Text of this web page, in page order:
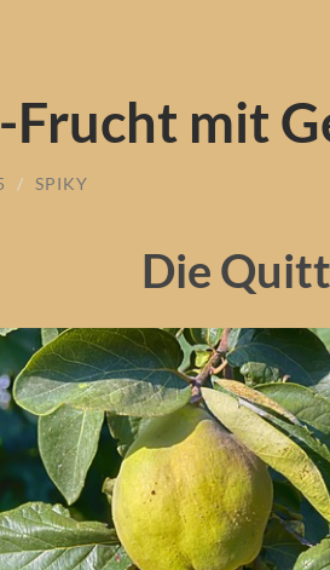
mit
/ SPIKY
Die